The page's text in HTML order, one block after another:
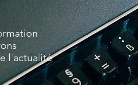
l'actualité